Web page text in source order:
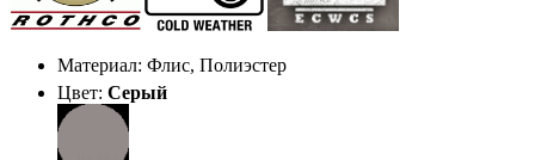
Материал: Флис, Полиэстер
Цвет: Серый